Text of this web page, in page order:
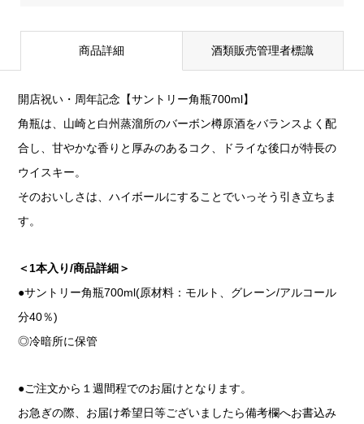
商品詳細 酒類販売管理者標識
開店祝い・周年記念【サントリー角瓶700ml】
角瓶は、山崎と白州蒸溜所のバーボン樽原酒をバランスよく配
合し、甘やかな香りと厚みのあるコク、ドライな後口が特長の
ウイスキー。
そのおいしさは、ハイボールにすることでいっそう引き立ちま
す。
＜1本入り/商品詳細＞
●サントリー角瓶700ml(原材料：モルト、グレーン/アルコール
分40％)
◎冷暗所に保管
●ご注文から１週間程でのお届けとなります。
お急ぎの際、お届け希望日等ございましたら備考欄へお書込み